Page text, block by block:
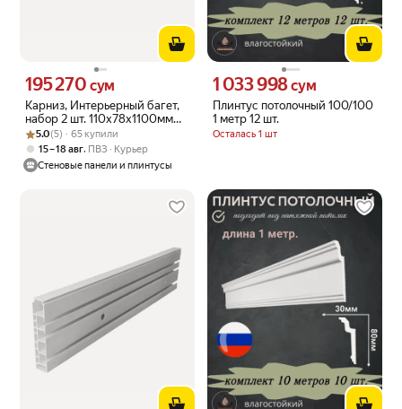
Карниз, Интерьерный багет,
набор 2 шт. 110х78х1100мм
Золотой Cosca A1011/GS2
Цена 195270 сум вместо
195 270 сум
Рейтинг товара: 5.0 из 5
Оценок: (5) · 65 купили
5.0(5) · 65 купили
15 – 18 авг, ПВЗ
Курьер
Стеновые панели и плинтусы
Плинтус потолочный 100/100
1 метр 12 шт.
Осталась 1 шт
Цена 1033998 сум вместо
1 033 998сум